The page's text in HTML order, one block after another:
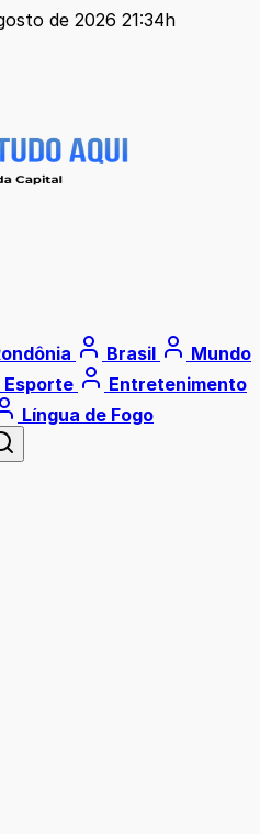
de 2026 21:34h
Brasil
Mundo
Esporte
Entretenimento
Língua de Fogo